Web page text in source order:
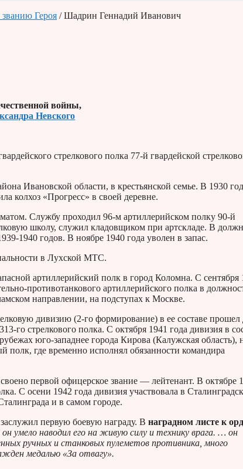
Героя / Шадрин Геннадий Иванович
войны,
Невского
стрелкового полка 77-й гвардейской
Ивановской области, в крестьянской семье. В 1930
колхоз «Прогресс» в своей деревне.
Службу проходил 96-м артиллерийском полку 90-й
школу, служил кладовщиком при артскладе. В
1940 годов. В ноябре 1940 года уволен в запас.
в Лухской МТС.
артиллерийский полк в город Коломна. С сентября
противотанкового артиллерийского полка в
направлении, на подступах к Москве.
дивизию (2-го формирование) в ее составе прошел
го стрелкового полка. С октября 1941 года дивизия в
юго-западнее города Кирова (Калужская область),
полк, где временно исполнял обязанности командира
первой офицерское звание — лейтенант. В октябре
С осени 1942 года дивизия участвовала в
и в самом городе.
первую боевую награду. В наградном листе к
умело наводил его на живую силу и технику врага. … он
ручных и станковых пулеметов противника, много
медалью «За отвагу».